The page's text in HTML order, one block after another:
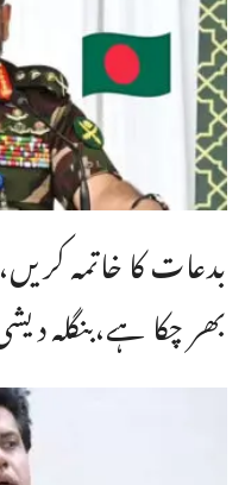
بدعات کا خاتمہ
بھر چکا ہے،بنگله